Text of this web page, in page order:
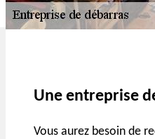
Une entreprise
Vous aurez besoin de